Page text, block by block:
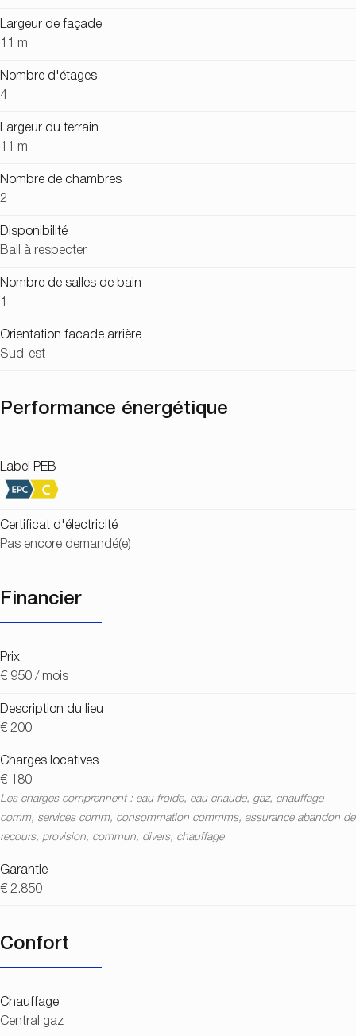
Largeur de façade
11 m
Nombre d'étages
4
Largeur du terrain
11 m
Nombre de chambres
2
Disponibilité
Bail à respecter
Nombre de salles de bain
Orientation facade arrière
Sud-est
Performance énergétique
Label PEB
Certificat d'électricité
Pas encore demandé(e)
Financier
Prix
€ 950 / mois
Description du lieu
€ 200
Charges locatives
€ 180
Les charges comprennent : eau froide, eau chaude, gaz, chauffage
comm, services comm, consommation commms, assurance abandon de
recours, provision, commun, divers, chauffage
Garantie
€ 2.850
Confort
Chauffage
Central gaz